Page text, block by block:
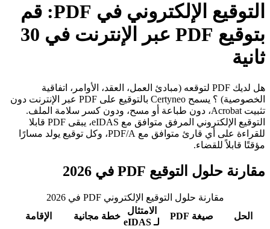
التوقيع الإلكتروني في PDF: قم
بتوقيع PDF عبر الإنترنت في 30
ثانية
هل لديك PDF لتوقعه (مبادئ العمل، العقد، الأوامر، اتفاقية
الخصوصية) ؟ يسمح Certyneo بالتوقيع على PDF عبر الإنترنت دون
تثبيت Acrobat، دون طباعة أو مسح، ودون كسر سلامة الملف.
التوقيع الإلكتروني المرفق متوافق مع eIDAS، يبقى PDF قابلا
للقراءة على أي قارئ متوافق مع PDF/A، وكل توقيع يولد مسارًا
مؤقتًا قابلاً للقضاء.
مقارنة حلول التوقيع PDF في 2026
مقارنة حلول التوقيع الإلكتروني PDF في 2026
الحل
صيغة PDF
الامتثال
لـ eIDAS
خطة مجانية الإقامة